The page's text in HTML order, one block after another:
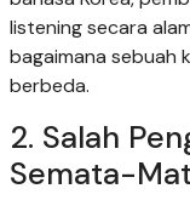
listening secara
bagaimana sebuah
berbeda.
2. Salah
Semata-